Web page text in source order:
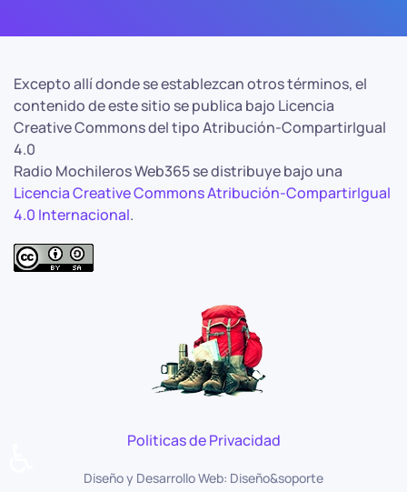
Excepto allí donde se establezcan otros términos, el
contenido de este sitio se publica bajo Licencia
Creative Commons del tipo Atribución-CompartirIgual
4.0
Radio Mochileros Web365 se distribuye bajo una
Licencia Creative Commons Atribución-CompartirIgual
4.0 Internacional.
Politicas de Privacidad
Diseño y Desarrollo Web: Diseño&soporte